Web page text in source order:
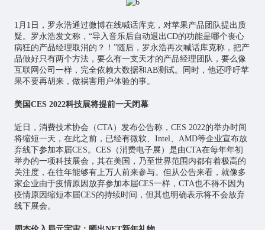
1月1日，罗永浩通过微博在线喊话库克，对苹果产品团队提出质
疑。罗永浩发文称，“导入音乐后自动退出CD的功能是哪个丧心
病狂的产品经理取消的？！”随后，罗永浩再次喊话库克称，把产
品做好只有两个方法，要么有一支天才的产品经理团队，要么像
互联网公司一样，完全依赖大数据和AB测试。同时，他还呼吁苹
果不要再胡来，做祸害用户体验的事。
美国CES 2022科技展将提前一天闭幕
近日，消费技术协会（CTA）发布公告称，CES 2022的举办时间
将缩短一天，在此之前，已经有微软、Intel、AMD等企业宣布放
弃线下参加本届CES。CES（消费电子展）是由CTA在每年年初
举办的一项科技展会，其在美国，乃至世界范围内都有着极高的
关注度，在往年能够有上万人前来参与。但从公告来看，就像多
家企业由于疫情原因放弃参加本届CES一样，CTA也不得不因为
疫情原因缩短本届CES的持续时间，但其也明确表示将不会放弃
线下展会。